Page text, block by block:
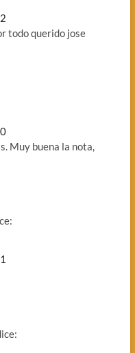
todo querido jose
Muy buena la nota,